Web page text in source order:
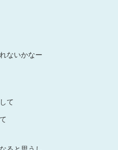
ないかなー
て